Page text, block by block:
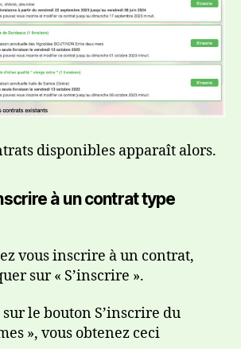
disponibles apparaît alors.
à un contrat type
vous inscrire à un contrat,
sur « S’inscrire ».
le bouton S’inscrire du
», vous obtenez ceci